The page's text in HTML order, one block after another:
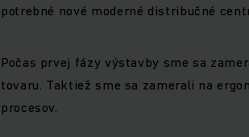
potrebné nové moderné distribučné
Počas prvej fázy výstavby sme sa
tovaru. Taktiež sme sa zamerali na
procesov.